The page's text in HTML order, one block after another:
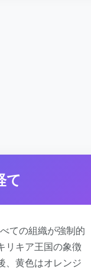
て
ての組織が強制的
リキア王国の象徴
、黄色はオレンジ